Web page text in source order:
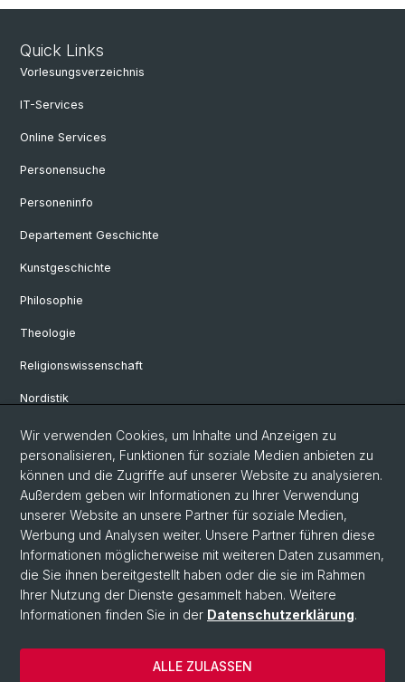
Quick Links
Vorlesungsverzeichnis
IT-Services
Online Services
Personensuche
Personeninfo
Departement Geschichte
Kunstgeschichte
Philosophie
Theologie
Religionswissenschaft
Nordistik
Hispanistik
Romanistik
Latinistik
Germanistische Mediävistik
© Universität Basel
Datenschutzerklärung
Philosophisch-Historische Fakultät
Wir verwenden Cookies, um Inhalte und Anzeigen zu
personalisieren, Funktionen für soziale Medien anbieten zu
können und die Zugriffe auf unserer Website zu analysieren.
Außerdem geben wir Informationen zu Ihrer Verwendung
unserer Website an unsere Partner für soziale Medien,
Werbung und Analysen weiter. Unsere Partner führen diese
Informationen möglicherweise mit weiteren Daten zusammen,
die Sie ihnen bereitgestellt haben oder die sie im Rahmen
Ihrer Nutzung der Dienste gesammelt haben. Weitere
Informationen finden Sie in der Datenschutzerklärung.
ALLE ZULASSEN